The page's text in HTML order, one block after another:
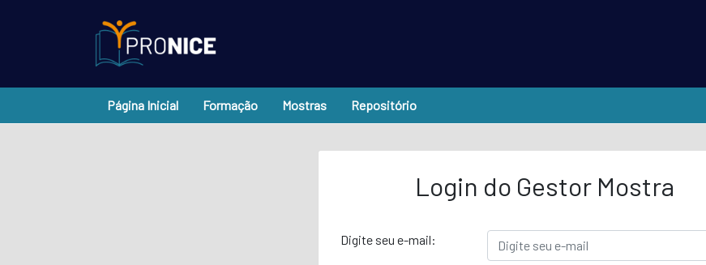
Página Inicial Formação Mostras Repositório
Login do Gestor Mostra
Digite seu e-mail: